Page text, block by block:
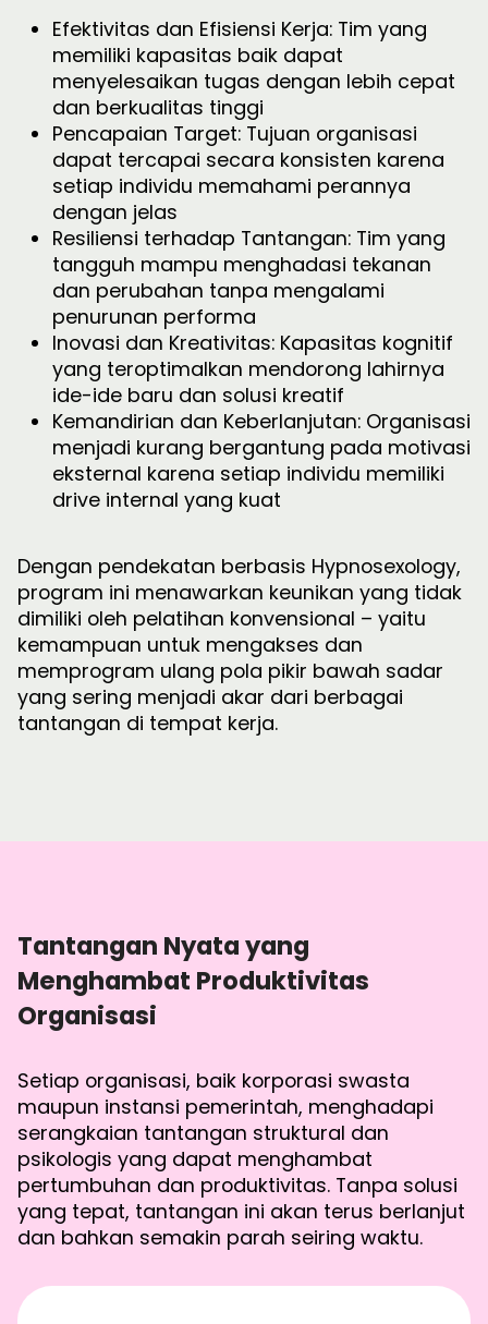
Efektivitas dan Efisiensi Kerja: Tim yang
memiliki kapasitas baik dapat
menyelesaikan tugas dengan lebih cepat
dan berkualitas tinggi
Pencapaian Target: Tujuan organisasi
dapat tercapai secara konsisten karena
setiap individu memahami perannya
dengan jelas
Resiliensi terhadap Tantangan: Tim yang
tangguh mampu menghadasi tekanan
dan perubahan tanpa mengalami
penurunan performa
Inovasi dan Kreativitas: Kapasitas kognitif
yang teroptimalkan mendorong lahirnya
ide-ide baru dan solusi kreatif
Kemandirian dan Keberlanjutan: Organisasi
menjadi kurang bergantung pada motivasi
eksternal karena setiap individu memiliki
drive internal yang kuat
Dengan pendekatan berbasis Hypnosexology,
program ini menawarkan keunikan yang tidak
dimiliki oleh pelatihan konvensional – yaitu
kemampuan untuk mengakses dan
memprogram ulang pola pikir bawah sadar
yang sering menjadi akar dari berbagai
tantangan di tempat kerja.
Tantangan Nyata yang
Menghambat Produktivitas
Organisasi
Setiap organisasi, baik korporasi swasta
maupun instansi pemerintah, menghadapi
serangkaian tantangan struktural dan
psikologis yang dapat menghambat
pertumbuhan dan produktivitas. Tanpa solusi
yang tepat, tantangan ini akan terus berlanjut
dan bahkan semakin parah seiring waktu.